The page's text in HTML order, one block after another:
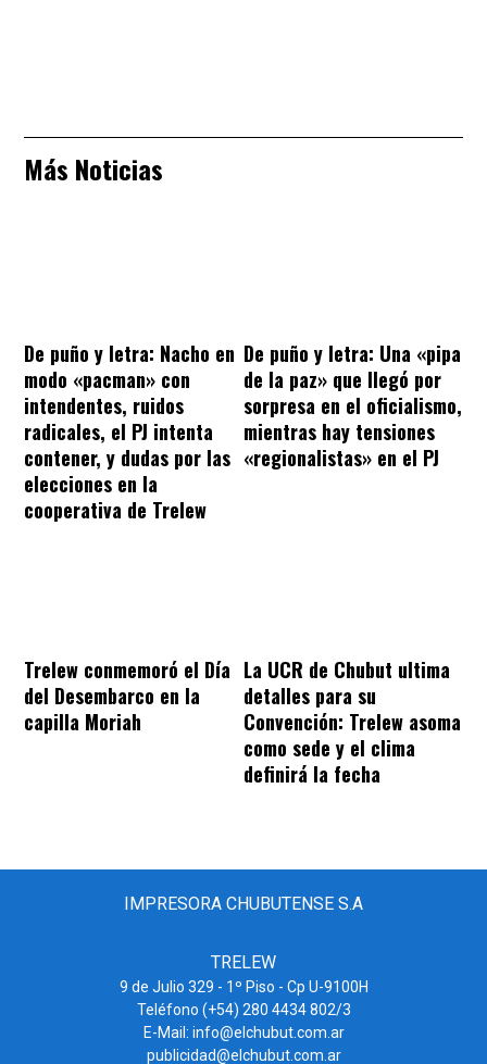
Más Noticias
De puño y letra: Nacho en
modo «pacman» con
intendentes, ruidos
radicales, el PJ intenta
contener, y dudas por las
elecciones en la
cooperativa de Trelew
De puño y letra: Una «pipa
de la paz» que llegó por
sorpresa en el oficialismo,
mientras hay tensiones
«regionalistas» en el PJ
Trelew conmemoró el Día
del Desembarco en la
capilla Moriah
La UCR de Chubut ultima
detalles para su
Convención: Trelew asoma
como sede y el clima
definirá la fecha
IMPRESORA CHUBUTENSE S.A
TRELEW
9 de Julio 329 - 1º Piso - Cp U-9100H
Teléfono (+54) 280 4434 802/3
E-Mail: info@elchubut.com.ar
publicidad@elchubut.com.ar